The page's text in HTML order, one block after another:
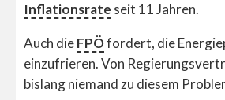
Inflationsrate seit 11 Jahren.
Auch dieFPÖfordert, die
einzufrieren. Von
bislang niemand zu diesem